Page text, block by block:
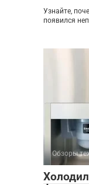
Узнайте,
появился
Обзоры